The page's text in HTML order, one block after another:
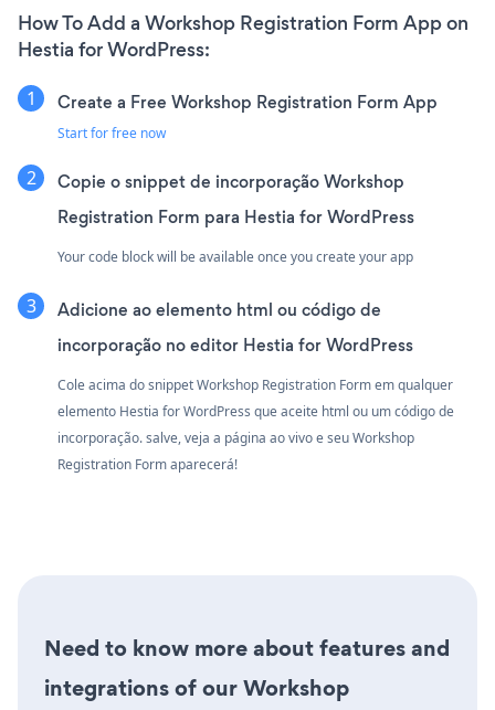
How To Add a Workshop Registration Form App on
Hestia for WordPress:
Create a Free Workshop Registration Form App
Start for free now
Copie o snippet de incorporação Workshop
Registration Form para Hestia for WordPress
Your code block will be available once you create your app
Adicione ao elemento html ou código de
incorporação no editor Hestia for WordPress
Cole acima do snippet Workshop Registration Form em qualquer
elemento Hestia for WordPress que aceite html ou um código de
incorporação. salve, veja a página ao vivo e seu Workshop
Registration Form aparecerá!
Need to know more about features and
integrations of our Workshop